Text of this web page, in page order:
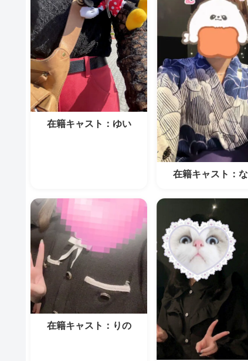
在籍キャスト：ゆい
在籍キャスト：
在籍キャスト：りの